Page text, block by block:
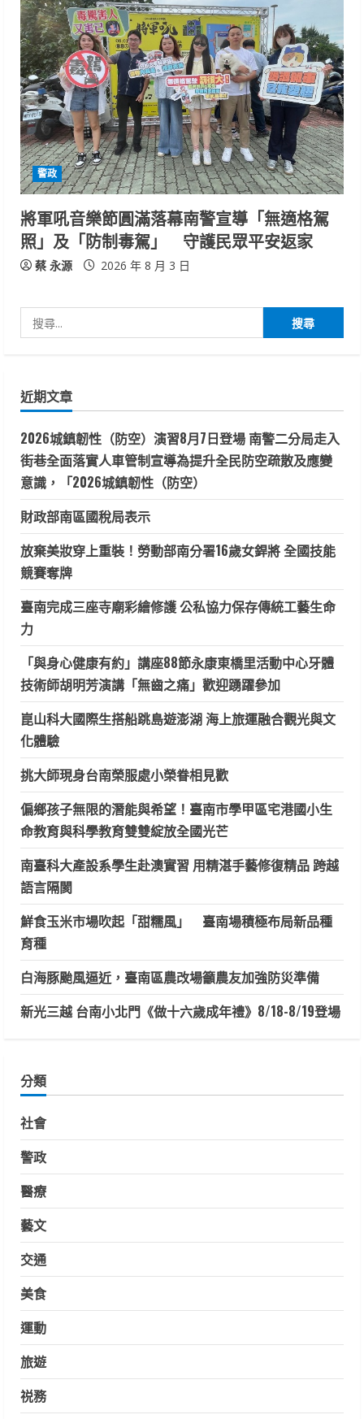
警政
將軍吼音樂節圓滿落幕南警宣導「無適格駕
照」及「防制毒駕」 守護民眾平安返家
蔡 永源 2026 年 8 月 3 日
尋
字:
近期文章
2026城鎮韌性（防空）演習8月7日登場 南警二分局走入
街巷全面落實人車管制宣導為提升全民防空疏散及應變
意識，「2026城鎮韌性（防空）
財政部南區國稅局表示
放棄美妝穿上重裝！勞動部南分署16歲女銲將 全國技能
競賽奪牌
臺南完成三座寺廟彩繪修護 公私協力保存傳統工藝生命
力
「與身心健康有約」講座88節永康東橋里活動中心牙體
技術師胡明芳演講「無齒之痛」歡迎踴躍參加
崑山科大國際生搭船跳島遊澎湖 海上旅運融合觀光與文
化體驗
挑大師現身台南榮服處小榮眷相見歡
偏鄉孩子無限的潛能與希望！臺南市學甲區宅港國小生
命教育與科學教育雙雙綻放全國光芒
南臺科大產設系學生赴澳實習 用精湛手藝修復精品 跨越
語言隔閡
鮮食玉米市場吹起「甜糯風」 臺南場積極布局新品種
育種
白海豚颱風逼近，臺南區農改場籲農友加強防災準備
新光三越 台南小北門《做十六歲成年禮》8/18-8/19登場
分類
社會
警政
醫療
藝文
交通
美食
運動
旅遊
祱務